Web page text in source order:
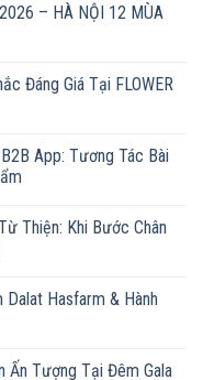
– HÀ NỘI 12 MÙA
Đáng Giá Tại FLOWER
App: Tương Tác Bài
Thiện: Khi Bước Chân
Hasfarm & Hành
Ấn Tượng Tại Đêm Gala